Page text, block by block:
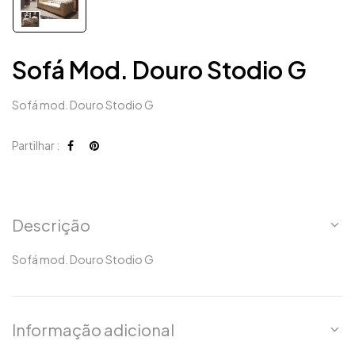
Sofá Mod. Douro Stodio G
Sofá mod. Douro Stodio G
Partilhar :
Descrição
Sofá mod. Douro Stodio G
Informação adicional